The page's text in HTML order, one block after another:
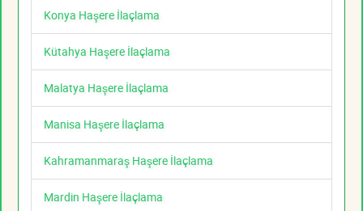
Konya Haşere İlaçlama
Kütahya Haşere İlaçlama
Malatya Haşere İlaçlama
Manisa Haşere İlaçlama
Kahramanmaraş Haşere İlaçlama
Mardin Haşere İlaçlama